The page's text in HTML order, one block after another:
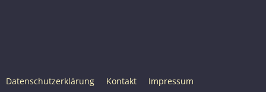
Datenschutzerklärung Kontakt Impressum